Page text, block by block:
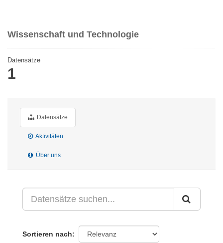
Wissenschaft und Technologie
Datensätze
1
Datensätze
Aktivitäten
Über uns
Sortieren nach